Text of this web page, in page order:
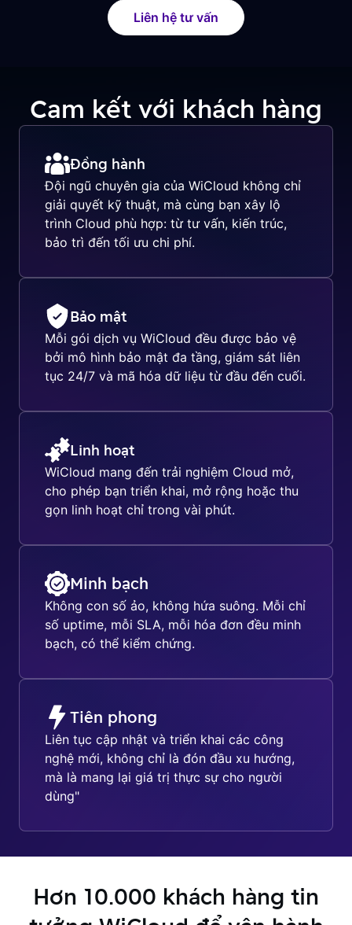
Liên hệ tư vấn
Cam kết với khách hàng
Đồng hành
Đội ngũ chuyên gia của WiCloud không chỉ
giải quyết kỹ thuật, mà cùng bạn xây lộ
trình Cloud phù hợp: từ tư vấn, kiến trúc,
bảo trì đến tối ưu chi phí.
Bảo mật
Mỗi gói dịch vụ WiCloud đều được bảo vệ
bởi mô hình bảo mật đa tầng, giám sát liên
tục 24/7 và mã hóa dữ liệu từ đầu đến cuối.
Linh hoạt
WiCloud mang đến trải nghiệm Cloud mở,
cho phép bạn triển khai, mở rộng hoặc thu
gọn linh hoạt chỉ trong vài phút.
Minh bạch
Không con số ảo, không hứa suông. Mỗi chỉ
số uptime, mỗi SLA, mỗi hóa đơn đều minh
bạch, có thể kiểm chứng.
Tiên phong
Liên tục cập nhật và triển khai các công
nghệ mới, không chỉ là đón đầu xu hướng,
mà là mang lại giá trị thực sự cho người
dùng"
Hơn 10.000 khách hàng tin